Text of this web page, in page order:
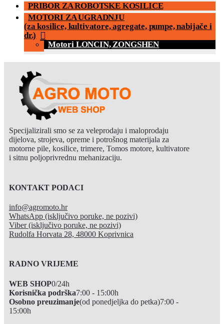
PRIBOR ZA ROBOTSKE KOSILICE
MOTORI ZA UGRADNJU
(za kosilice, kultivatore, agregate, pumpe, nabijače i
dr.)
Motori LONCIN, ZONGSHEN
Specijalizirali smo se za veleprodaju i maloprodaju
dijelova, strojeva, opreme i potrošnog materijala za
motorne pile, kosilice, trimere, Tomos motore, kultivatore
i sitnu poljoprivrednu mehanizaciju.
KONTAKT PODACI
info@agromoto.hr
WhatsApp (isključivo poruke, ne pozivi)
Viber (isključivo poruke, ne pozivi)
Rudolfa Horvata 28, 48000 Koprivnica
RADNO VRIJEME
WEB SHOP0/24h
Korisnička podrška7:00 - 15:00h
Osobno preuzimanje(od ponedjeljka do petka)7:00 -
15:00h